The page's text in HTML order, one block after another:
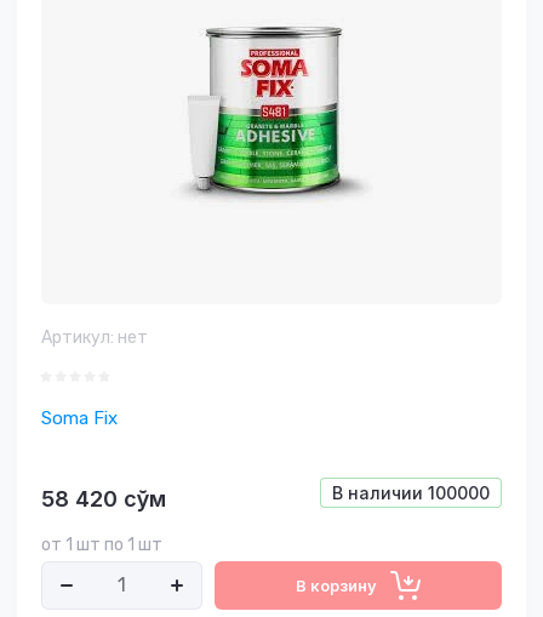
Артикул: нет
Soma Fix
В наличии 100000
58 420 сўм
от 1 шт по 1 шт
В корзину